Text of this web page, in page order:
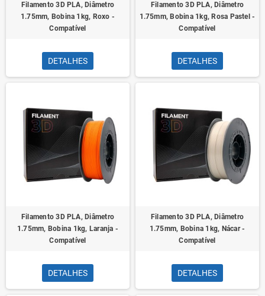
Filamento 3D PLA, Diâmetro
1.75mm, Bobina 1kg, Roxo -
Compatível
DETALHES
Filamento 3D PLA, Diâmetro
1.75mm, Bobina 1kg, Rosa Pastel -
Compatível
DETALHES
Filamento 3D PLA, Diâmetro
1.75mm, Bobina 1kg, Laranja -
Compatível
DETALHES
Filamento 3D PLA, Diâmetro
1.75mm, Bobina 1kg, Nácar -
Compatível
DETALHES